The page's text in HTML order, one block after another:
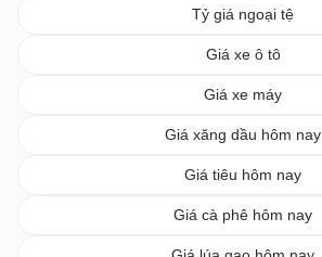
Tỷ giá ngoại tệ
Giá xe ô tô
Giá xe máy
Giá xăng dầu hôm nay
Giá tiêu hôm nay
Giá cà phê hôm nay